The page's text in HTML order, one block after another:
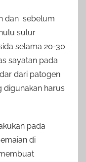
dan sebelum
sulur
selama 20-30
sayatan pada
dari patogen
digunakan harus
pada
di